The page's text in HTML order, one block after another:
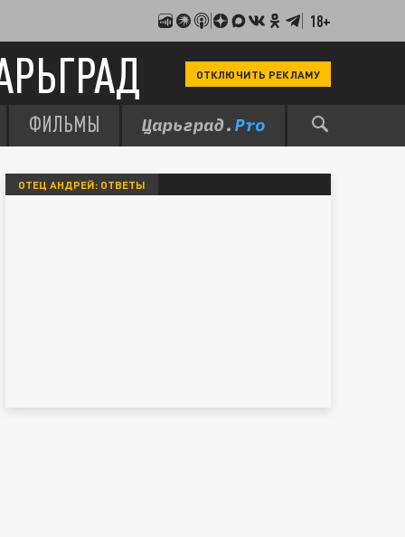
18+
ОТКЛЮЧИТЬ РЕКЛАМУ
ФИЛЬМЫ
ОТЕЦ АНДРЕЙ: ОТВЕТЫ